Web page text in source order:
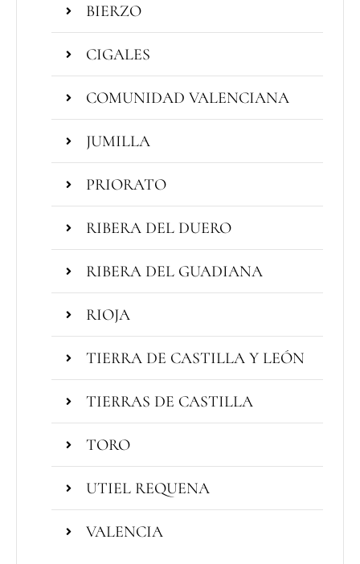
BIERZO
CIGALES
COMUNIDAD VALENCIANA
JUMILLA
PRIORATO
RIBERA DEL DUERO
RIBERA DEL GUADIANA
RIOJA
TIERRA DE CASTILLA Y LEÓN
TIERRAS DE CASTILLA
TORO
UTIEL REQUENA
VALENCIA